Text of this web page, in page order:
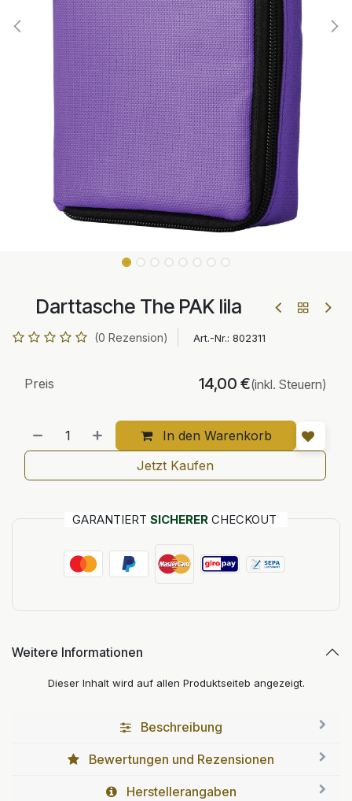
Darttasche The PAK lila
(0 Rezension) Art.-Nr.: 802311
In den Warenkorb
Preis 14,00 €(inkl. Steuern)
Jetzt Kaufen
GARANTIERT SICHERER CHECKOUT
Weitere Informationen
Dieser Inhalt wird auf allen Produktseiteb angezeigt.
Beschreibung
Bewertungen und Rezensionen
Herstellerangaben